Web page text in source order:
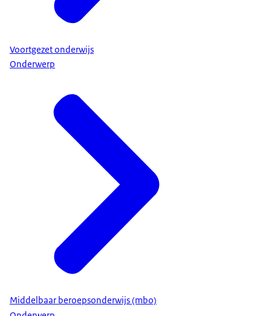
Voortgezet onderwijs
Onderwerp
Middelbaar beroepsonderwijs (mbo)